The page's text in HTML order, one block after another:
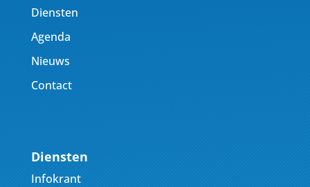
Diensten
Agenda
Nieuws
Contact
Diensten
Infokrant